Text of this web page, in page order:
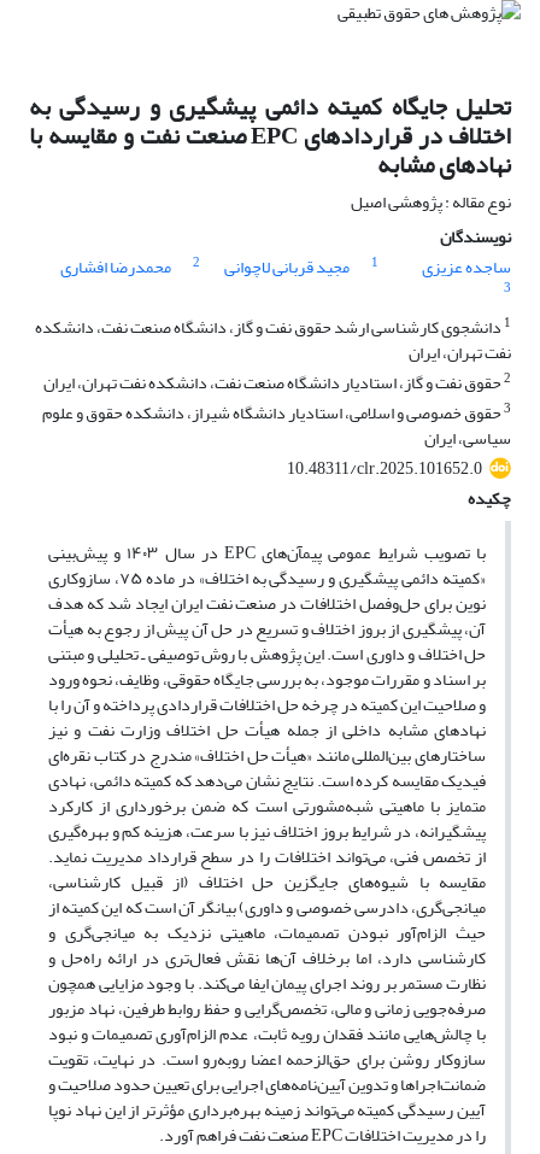
تحلیل جایگاه کمیته دائمی پیشگیری و رسیدگی به
اختلاف در قراردادهایEPCصنعت نفت و مقایسه با
نهادهای مشابه
نوع مقاله : پژوهشی اصیل
نویسندگان
ساجده عزیزی
1 مجید قربانی لاچوانی 2 محمدرضا افشاری
3
1 دانشجوی کارشناسی ارشد حقوق نفت و گاز، دانشگاه صنعت نفت، دانشکده
نفت تهران، ایران
2حقوق نفت و گاز، استادیار دانشگاه صنعت نفت، دانشکده نفت تهران، ایران
3حقوق خصوصی و اسلامی، استادیار دانشگاه شیراز، دانشکده حقوق و علوم
سیاسی، ایران
10.48311/clr.2025.101652.0
چکیده
با تصویب شرایط عمومی پیمآن‌هایEPCدر سال ۱۴۰۳ و پیش‌بینی
«کمیته دائمی پیشگیری و رسیدگی به اختلاف» در ماده۷۵، سازوکاری
نوین برای حل‌وفصل اختلافات در صنعت نفت ایران ایجاد شد که هدف
آن، پیشگیری از بروز اختلاف و تسریع در حل آن پیش از رجوع به هیأت
حل اختلاف و داوری است. این پژوهش با روش توصیفی ـ تحلیلی و مبتنی
بر اسناد و مقررات موجود، به بررسی جایگاه حقوقی، وظایف، نحوه ورود
و صلاحیت این کمیته در چرخه حل اختلافات قراردادی پرداخته و آن را با
نهادهای مشابه داخلی از جمله هیأت حل ­اختلاف وزارت نفت و نیز
ساختارهای بین‌المللی مانند «هیأت حل اختلاف» مندرج در کتاب نقره‌ای
فیدیک مقایسه کرده است. نتایج نشان می‌دهد که کمیته دائمی، نهادی
متمایز با ماهیتی شبه‌مشورتی است که ضمن برخورداری از کارکرد
پیشگیرانه، در شرایط بروز اختلاف نیز با سرعت، هزینه کم و بهره‌گیری
از تخصص فنی، می‌تواند اختلافات را در سطح قرارداد مدیریت نماید.
مقایسه با شیوه‌های جایگزین حل اختلاف (از قبیل کارشناسی،
میانجی‌گری، دادرسی خصوصی و داوری) بیانگر آن است که این کمیته از
حیث الزام‌آور نبودن تصمیمات، ماهیتی نزدیک به میانجی‌گری و
کارشناسی دارد، اما برخلاف آن‌ها نقش فعال‌تری در ارائه راه‌حل و
نظارت مستمر بر روند اجرای پیمان ایفا می‌کند. با وجود مزایایی همچون
صرفه‌جویی زمانی و مالی، تخصص‌گرایی و حفظ روابط طرفین، نهاد مزبور
با چالش‌هایی مانند فقدان رویه ثابت، عدم الزام‌آوری تصمیمات و نبود
سازوکار روشن برای حق‌الزحمه اعضا روبه‌رو است. در نهایت، تقویت
ضمانت‌اجراها و تدوین آیین‌نامه‌های اجرایی برای تعیین حدود صلاحیت و
آیین رسیدگی کمیته می‌تواند زمینه بهره‌برداری مؤثرتر از این نهاد نوپا
را در مدیریت اختلافاتEPCصنعت نفت فراهم آورد.